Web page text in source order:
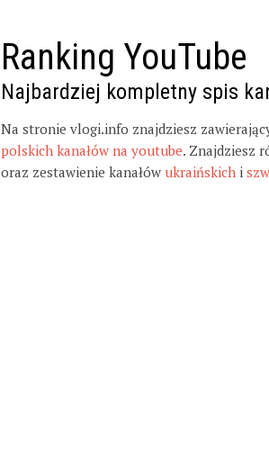
Ranking YouTube
Najbardziej kompletny spis
Na stronie vlogi.info znajdziesz
polskich kanałów na youtube. Znajdziesz
oraz zestawienie kanałów ukraińskich i